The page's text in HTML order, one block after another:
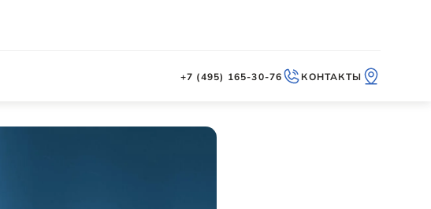
+7 (495) 165-30-76 КОНТАКТЫ